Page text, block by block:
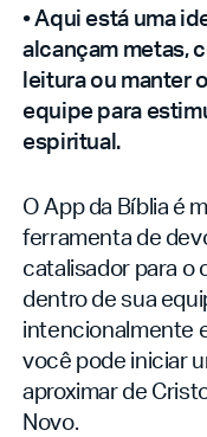
• Aqui está uma
alcançam metas,
leitura ou manter
equipe para
espiritual.
O App da Bíblia é
ferramenta de
catalisador para o
dentro de sua
intencionalmente
você pode iniciar
aproximar de
Novo.